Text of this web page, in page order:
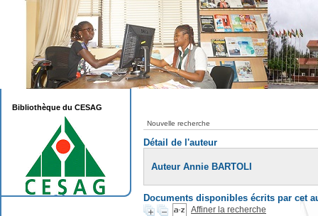
Nouvelle recherche
Détail de l'auteur
Auteur Annie BARTOLI
Documents disponibles écrits par cet
Affiner la recherche
Bibliothèque du CESAG